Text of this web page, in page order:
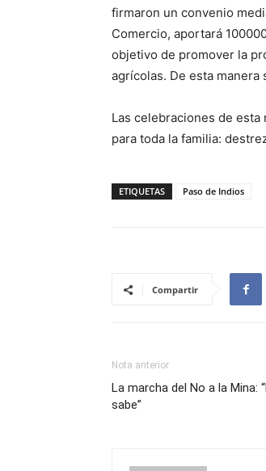
firmaron un convenio
Comercio, aportará
objetivo de promover la
agrícolas. De esta
Las celebraciones de
para toda la familia:
ETIQUETAS Paso de Indios
Compartir
Nota anterior
La marcha del No a la Mina:
sabe”